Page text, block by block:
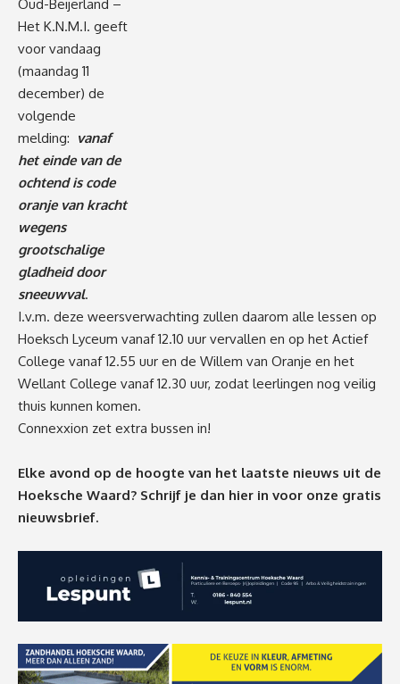
Oud-Beijerland –
Het K.N.M.I. geeft
voor vandaag
(maandag 11
december) de
volgende
melding: vanaf
het einde van de
ochtend is code
oranje van kracht
wegens
grootschalige
gladheid door
sneeuwval.
I.v.m. deze weersverwachting zullen daarom alle lessen op
Hoeksch Lyceum vanaf 12.10 uur vervallen en op het Actief
College vanaf 12.55 uur en de Willem van Oranje en het
Wellant College vanaf 12.30 uur, zodat leerlingen nog veilig
thuis kunnen komen.
Connexxion zet extra bussen in!
Elke avond op de hoogte van het laatste nieuws uit de
Hoeksche Waard? Schrijf je dan hier in voor onze gratis
nieuwsbrief.